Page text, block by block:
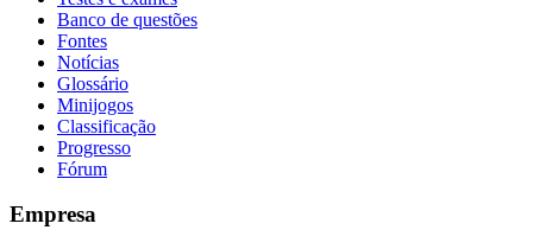
Banco de questões
Fontes
Notícias
Glossário
Minijogos
Classificação
Progresso
Fórum
Empresa